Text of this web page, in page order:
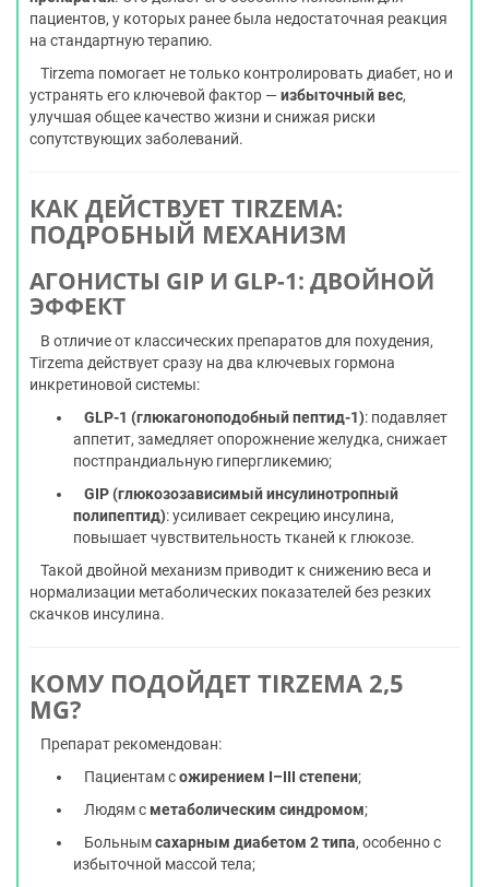
пациентов, у которых ранее была недостаточная реакция
на стандартную терапию.
Tirzema помогает не только контролировать диабет, но и
устранять его ключевой фактор — избыточный вес,
улучшая общее качество жизни и снижая риски
сопутствующих заболеваний.
КАК ДЕЙСТВУЕТ TIRZEMA:
ПОДРОБНЫЙ МЕХАНИЗМ
АГОНИСТЫ GIP И GLP-1: ДВОЙНОЙ
ЭФФЕКТ
В отличие от классических препаратов для похудения,
Tirzema действует сразу на два ключевых гормона
инкретиновой системы:
GLP-1 (глюкагоноподобный пептид-1): подавляет
аппетит, замедляет опорожнение желудка, снижает
постпрандиальную гипергликемию;
GIP (глюкозозависимый инсулинотропный
полипептид): усиливает секрецию инсулина,
повышает чувствительность тканей к глюкозе.
Такой двойной механизм приводит к снижению веса и
нормализации метаболических показателей без резких
скачков инсулина.
КОМУ ПОДОЙДЕТ TIRZEMA 2,5
MG?
Препарат рекомендован:
Пациентам сожирением I–III степени;
Людям с метаболическим синдромом;
Больнымсахарным диабетом 2 типа, особенно с
избыточной массой тела;